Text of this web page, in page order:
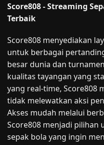
Score808 - Streaming
Terbaik
Score808 menyediakan
untuk berbagai
besar dunia dan
kualitas tayangan yang
yang real-time, Score808
tidak melewatkan aksi
Akses mudah melalui
Score808 menjadi pilihan
sepak bola yang ingin